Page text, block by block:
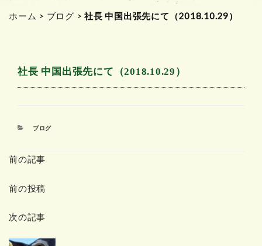
ホーム > ブログ > 社長 中国出張先にて（2018.10.29）
社長 中国出張先にて（2018.10.29）
カ
リ
ブログ
前の記事
前の投稿
次の記事